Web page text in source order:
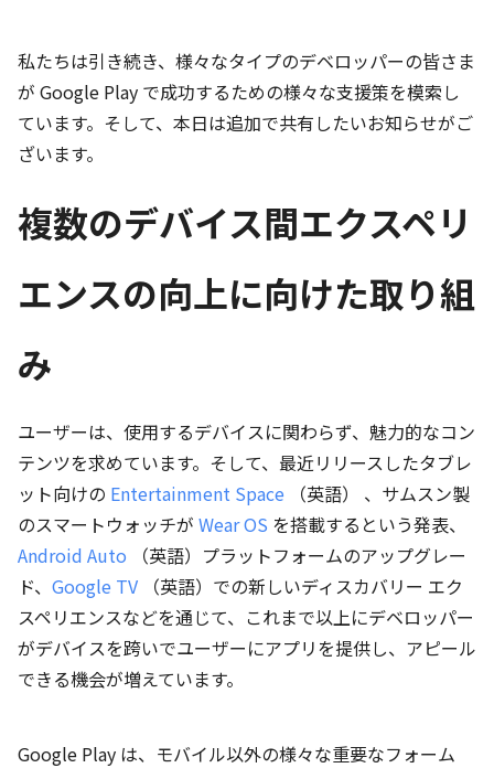
私たちは引き続き、様々なタイプのデベロッパーの皆さま
が Google Play で成功するための様々な支援策を模索し
ています。そして、本日は追加で共有したいお知らせがご
ざいます。
複数のデバイス間エクスペリ
エンスの向上に向けた取り組
み
ユーザーは、使用するデバイスに関わらず、魅力的なコン
テンツを求めています。そして、最近リリースしたタブレ
ット向けの Entertainment Space （英語） 、サムスン製
のスマートウォッチが Wear OS を搭載するという発表、
Android Auto （英語）プラットフォームのアップグレー
ド、 Google TV （英語）での新しいディスカバリー エク
スペリエンスなどを通じて、これまで以上にデベロッパー
がデバイスを跨いでユーザーにアプリを提供し、アピール
できる機会が増えています。
Google Play は、モバイル以外の様々な重要なフォーム